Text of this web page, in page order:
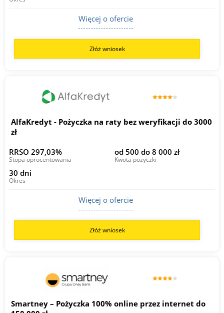
Więcej o ofercie
Złóż wniosek
AlfaKredyt - Pożyczka na raty bez weryfikacji do 3000
zł
RRSO 297,03%
Stopa oprocentowania
od 500 do 8 000 zł
Kwota pożyczki
30 dni
Okres
Więcej o ofercie
Złóż wniosek
Smartney – Pożyczka 100% online przez internet do